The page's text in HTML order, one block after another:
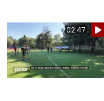
02:47